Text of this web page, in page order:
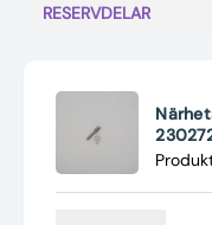
RESERVDELAR